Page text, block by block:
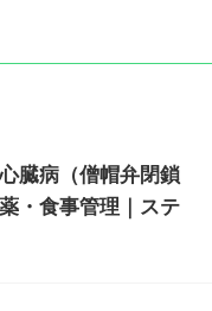
臓病（僧帽弁閉鎖
・食事管理｜ステ